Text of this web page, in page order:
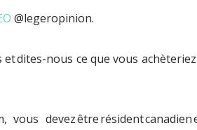
@legeropinion.
dites-nous ce que vous
devez être résident